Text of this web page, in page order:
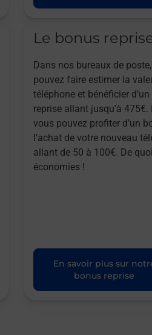
Le bonus
Dans nos bureaux de
pouvez faire estimer la
téléphone et bénéficier
reprise allant jusqu’à 475€.
vous pouvez profiter d’un
l’achat de votre nouveau
allant de 50 à 100€. De
économies !
En savoir plus sur
bonus reprise